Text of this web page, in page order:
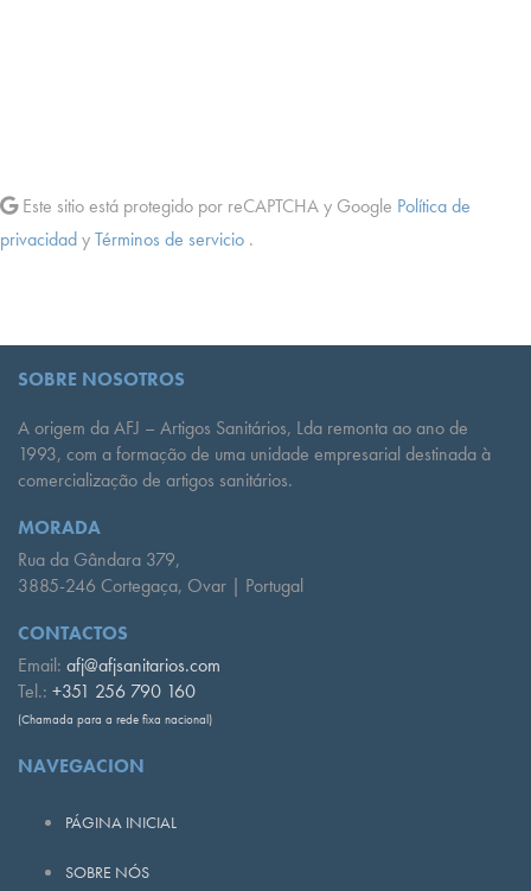
Este sitio está protegido por reCAPTCHA y Google Política de
privacidadyTérminos de servicio .
SOBRE NOSOTROS
A origem da AFJ – Artigos Sanitários, Lda remonta ao ano de
1993, com a formação de uma unidade empresarial destinada à
comercialização de artigos sanitários.
MORADA
Rua da Gândara 379,
3885-246 Cortegaça, Ovar | Portugal
CONTACTOS
Email: afj@afjsanitarios.com
Tel.: +351 256 790 160
(Chamada para a rede fixa nacional)
NAVEGACION
PÁGINA INICIAL
SOBRE NÓS